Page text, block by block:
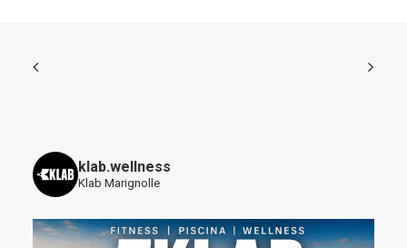
klab.wellness
Klab Marignolle